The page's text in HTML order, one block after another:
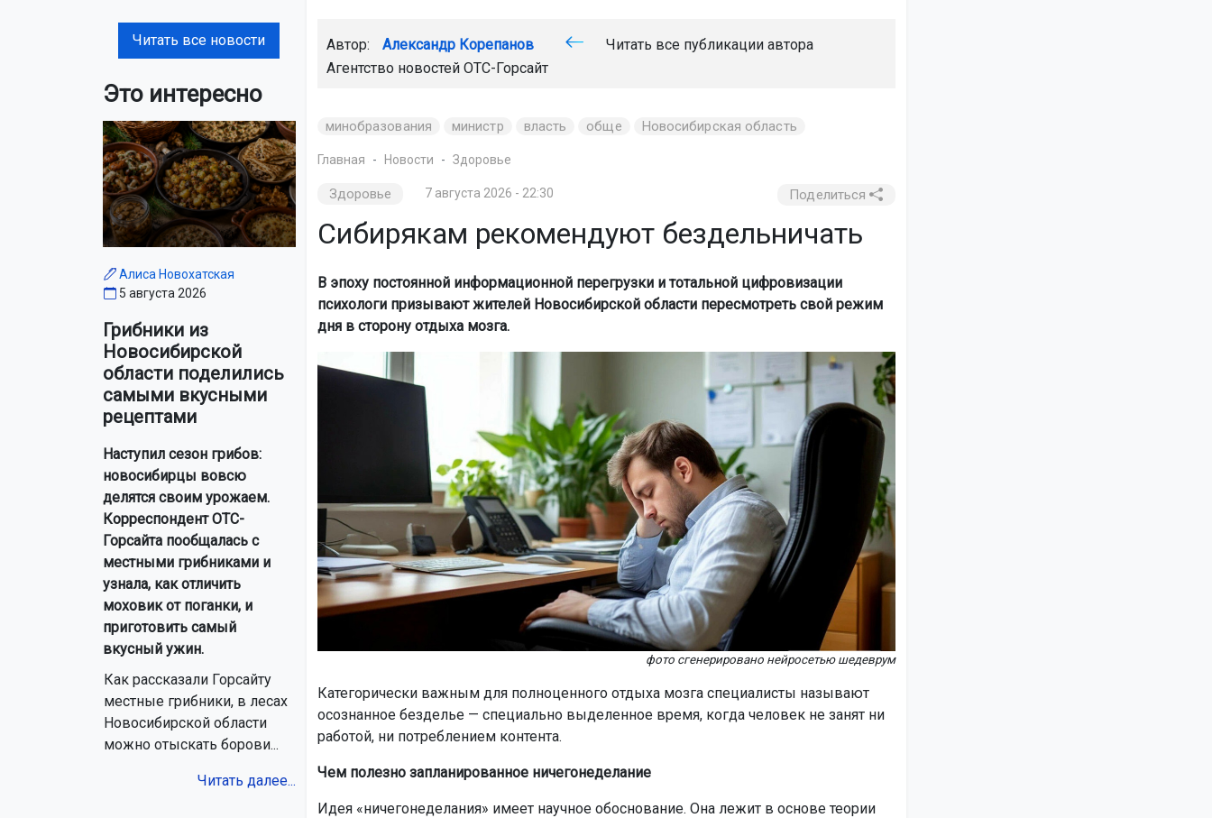
Читать все новости
Это интересно
Алиса Новохатская
5 августа 2026
Грибники из
Новосибирской
области поделились
самыми вкусными
рецептами
Наступил сезон грибов:
новосибирцы вовсю
делятся своим урожаем.
Корреспондент ОТС-
Горсайта пообщалась с
местными грибниками и
узнала, как отличить
моховик от поганки, и
приготовить самый
вкусный ужин.
Как рассказали Горсайту
местные грибники, в лесах
Новосибирской области
можно отыскать борови...
Читать далее...
Автор: Александр Корепанов
Читать все публикации автора
Агентство новостей ОТС-Горсайт
минобразования министр власть обще Новосибирская область
Главная Новости Здоровье
Здоровье 7 августа 2026 - 22:30 Поделиться
Сибирякам рекомендуют бездельничать
В эпоху постоянной информационной перегрузки и тотальной цифровизации
психологи призывают жителей Новосибирской области пересмотреть свой режим
дня в сторону отдыха мозга.
фото сгенерировано нейросетью шедеврум
Категорически важным для полноценного отдыха мозга специалисты называют
осознанное безделье — специально выделенное время, когда человек не занят ни
работой, ни потреблением контента.
Чем полезно запланированное ничегонеделание
Идея «ничегонеделания» имеет научное обоснование. Она лежит в основе теории